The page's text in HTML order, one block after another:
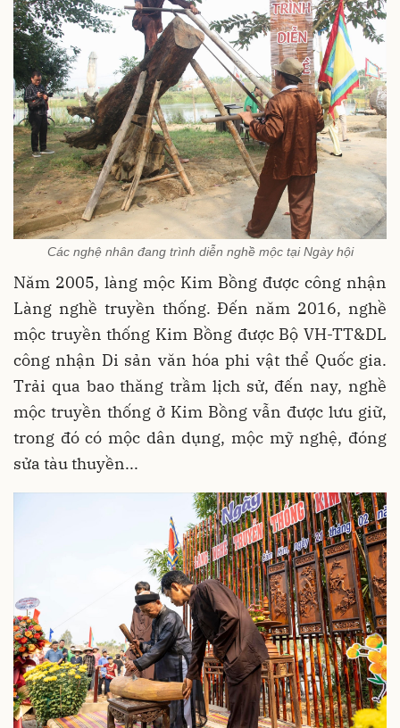
Các nghệ nhân đang trình diễn nghề mộc tại Ngày hội
Năm 2005, làng mộc Kim Bồng được công nhận
Làng nghề truyền thống. Đến năm 2016, nghề
mộc truyền thống Kim Bồng được Bộ VH-TT&DL
công nhận Di sản văn hóa phi vật thể Quốc gia.
Trải qua bao thăng trầm lịch sử, đến nay, nghề
mộc truyền thống ở Kim Bồng vẫn được lưu giữ,
trong đó có mộc dân dụng, mộc mỹ nghệ, đóng
sửa tàu thuyền...